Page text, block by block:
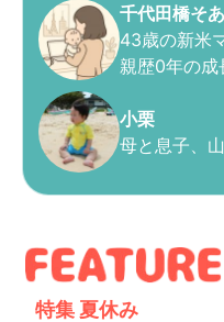
千代田橋そあ
43歳の新米
親歴0年の成
小栗
母と息子、
特集 夏休み